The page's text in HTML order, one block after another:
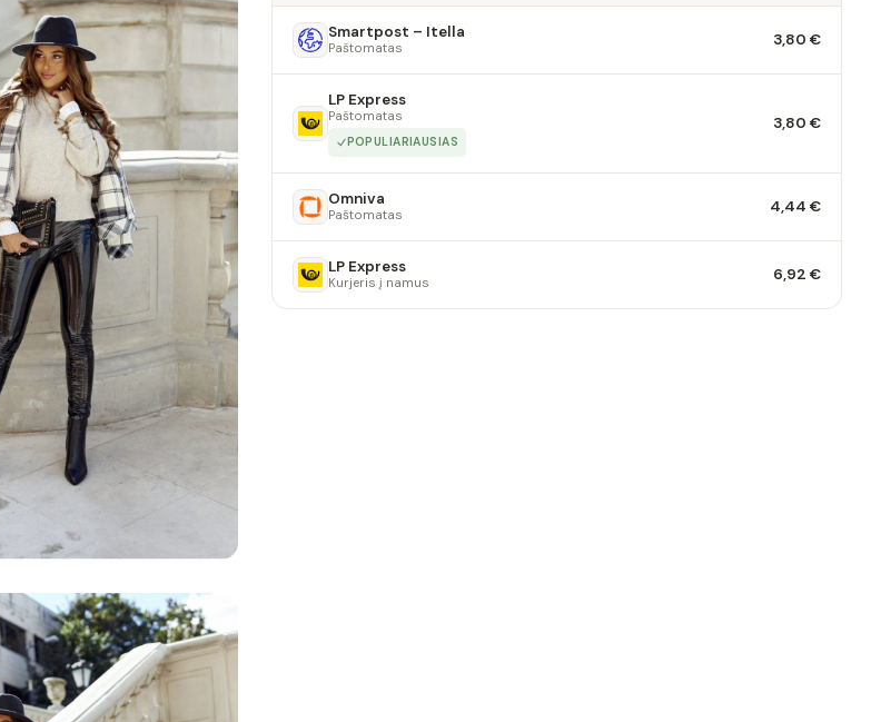
Smartpost – Itella
Paštomatas 3,80 €
LP Express
Paštomatas
POPULIARIAUSIAS
3,80 €
Omniva
Paštomatas 4,44 €
LP Express
Kurjeris į namus 6,92 €